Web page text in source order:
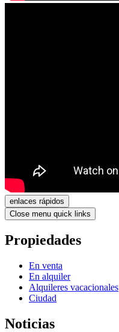
enlaces rápidos
Close menu quick links
Propiedades
En venta
En alquiler
Alquileres vacacionales
Ciudad
Noticias